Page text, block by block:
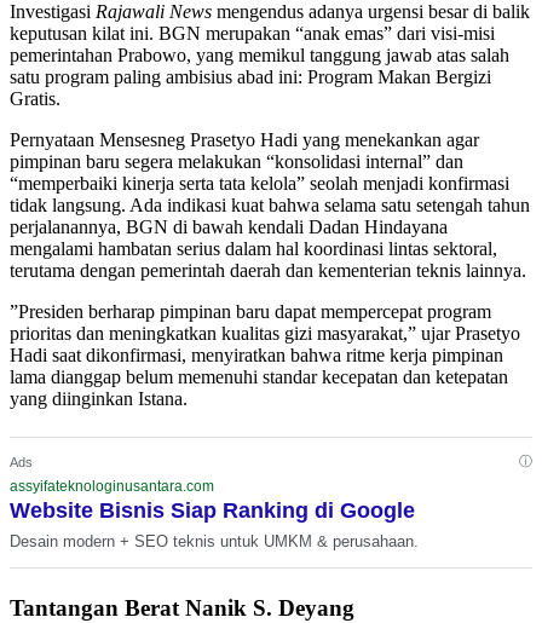
​Investigasi Rajawali News mengendus adanya urgensi besar di balik
keputusan kilat ini. BGN merupakan “anak emas” dari visi-misi
pemerintahan Prabowo, yang memikul tanggung jawab atas salah
satu program paling ambisius abad ini: Program Makan Bergizi
Gratis.
​Pernyataan Mensesneg Prasetyo Hadi yang menekankan agar
pimpinan baru segera melakukan “konsolidasi internal” dan
“memperbaiki kinerja serta tata kelola” seolah menjadi konfirmasi
tidak langsung. Ada indikasi kuat bahwa selama satu setengah tahun
perjalanannya, BGN di bawah kendali Dadan Hindayana
mengalami hambatan serius dalam hal koordinasi lintas sektoral,
terutama dengan pemerintah daerah dan kementerian teknis lainnya.
​”Presiden berharap pimpinan baru dapat mempercepat program
prioritas dan meningkatkan kualitas gizi masyarakat,” ujar Prasetyo
Hadi saat dikonfirmasi, menyiratkan bahwa ritme kerja pimpinan
lama dianggap belum memenuhi standar kecepatan dan ketepatan
yang diinginkan Istana.
Ads ⓘ
assyifateknologinusantara.com
Website Bisnis Siap Ranking di Google
Desain modern + SEO teknis untuk UMKM & perusahaan.
Tantangan Berat Nanik S. Deyang